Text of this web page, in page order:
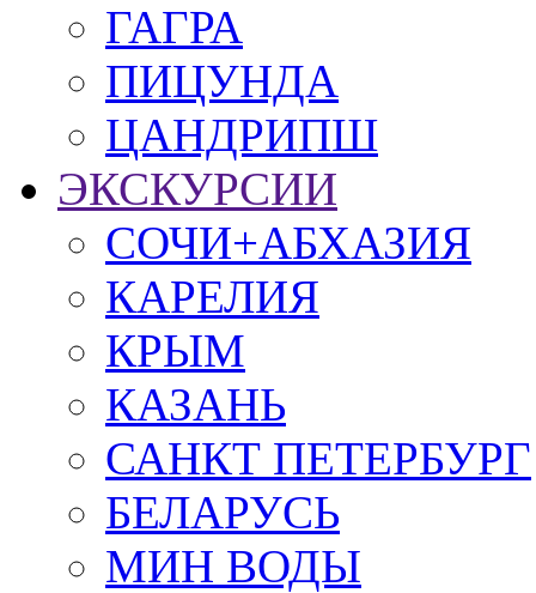
ГАГРА
ПИЦУНДА
ЦАНДРИПШ
ЭКСКУРСИИ
СОЧИ+АБХАЗИЯ
КАРЕЛИЯ
КРЫМ
КАЗАНЬ
САНКТ ПЕТЕРБУРГ
БЕЛАРУСЬ
МИН ВОДЫ